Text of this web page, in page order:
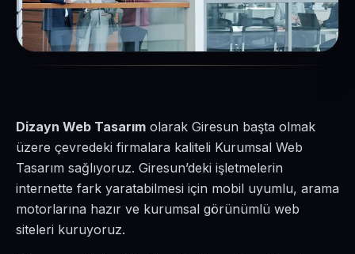
Dizayn Web Tasarım olarak Giresun başta olmak
üzere çevredeki firmalara kaliteli Kurumsal Web
Tasarım sağlıyoruz. Giresun’deki işletmelerin
internette fark yaratabilmesi için mobil uyumlu, arama
motorlarına hazır ve kurumsal görünümlü web
siteleri kuruyoruz.